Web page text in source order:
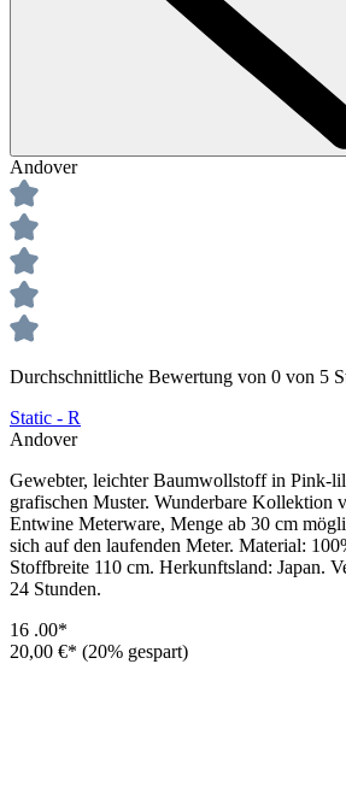
Andover
Durchschnittliche Bewertung von 0 von 5
Static - R
Andover
Gewebter, leichter Baumwollstoff in Pink-
grafischen Muster. Wunderbare Kollektion
Entwine Meterware, Menge ab 30 cm
sich auf den laufenden Meter. Material:
Stoffbreite 110 cm. Herkunftsland: Japan.
24 Stunden.
16 .00*
20,00 €* (20% gespart)